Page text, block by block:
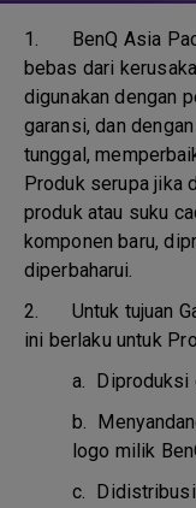
1. BenQ Asia
bebas dari
digunakan dengan
garansi, dan
tunggal,
Produk serupa jika
produk atau suku
komponen baru,
diperbaharui.
2. Untuk tujuan
ini berlaku untuk
a. Diproduksi
b.
logo milik
c.